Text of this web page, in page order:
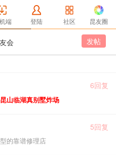
端 登陆 社区 昆友圈
会 发帖
6回复
山临湖真别墅炸场
5回复
的靠谱修理店